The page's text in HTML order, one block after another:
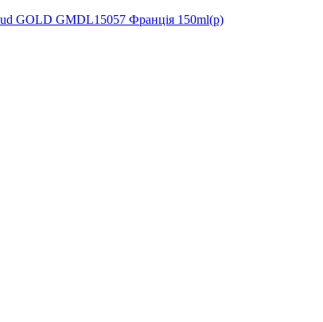
GMDL15057 Франція 150ml(р)